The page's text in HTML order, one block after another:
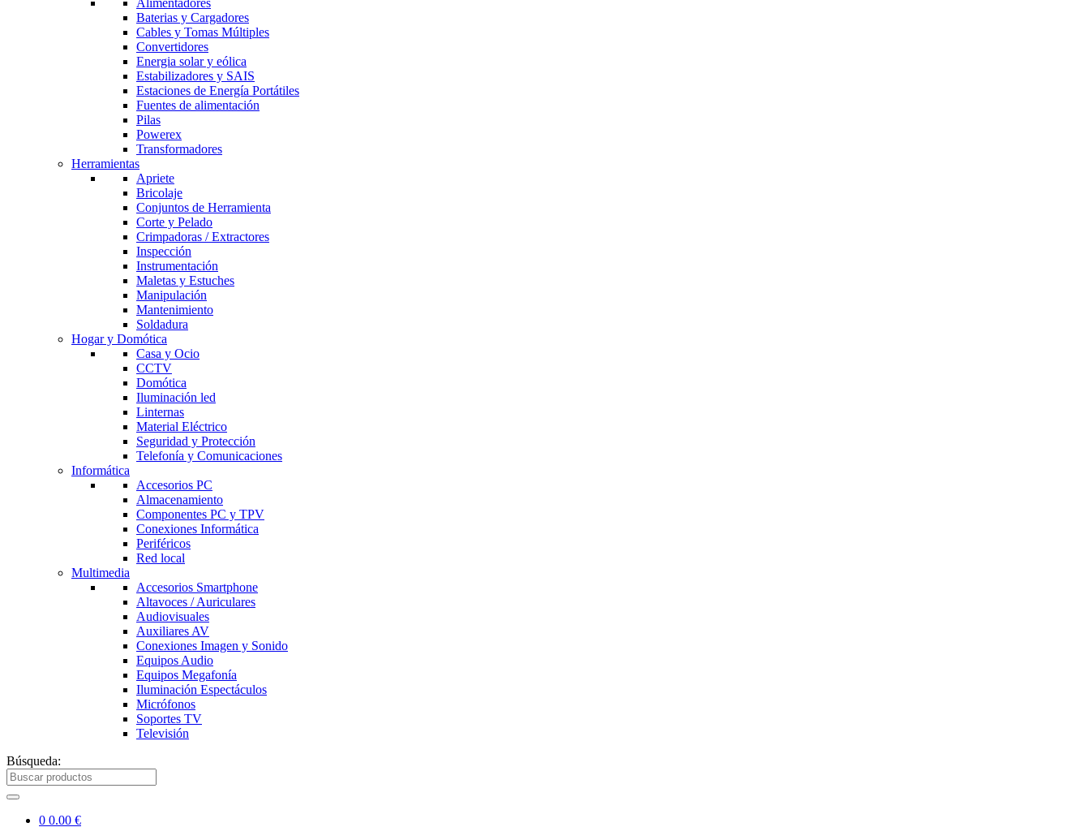
Alimentadores
Baterias y Cargadores
Cables y Tomas Múltiples
Convertidores
Energia solar y eólica
Estabilizadores y SAIS
Estaciones de Energía Portátiles
Fuentes de alimentación
Pilas
Powerex
Transformadores
Herramientas
Apriete
Bricolaje
Conjuntos de Herramienta
Corte y Pelado
Crimpadoras / Extractores
Inspección
Instrumentación
Maletas y Estuches
Manipulación
Mantenimiento
Soldadura
Hogar y Domótica
Casa y Ocio
CCTV
Domótica
Iluminación led
Linternas
Material Eléctrico
Seguridad y Protección
Telefonía y Comunicaciones
Informática
Accesorios PC
Almacenamiento
Componentes PC y TPV
Conexiones Informática
Periféricos
Red local
Multimedia
Accesorios Smartphone
Altavoces / Auriculares
Audiovisuales
Auxiliares AV
Conexiones Imagen y Sonido
Equipos Audio
Equipos Megafonía
Iluminación Espectáculos
Micrófonos
Soportes TV
Televisión
Búsqueda:
0 0.00 €